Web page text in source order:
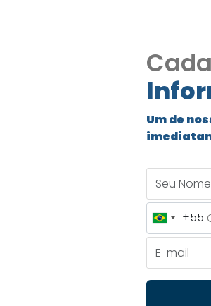
Um de
Brazil
+55
+55